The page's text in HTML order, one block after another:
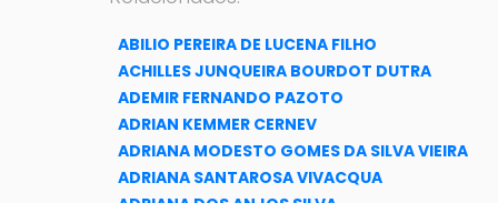
ABILIO PEREIRA DE LUCENA FILHO
ACHILLES JUNQUEIRA BOURDOT DUTRA
ADEMIR FERNANDO PAZOTO
ADRIAN KEMMER CERNEV
ADRIANA MODESTO GOMES DA SILVA VIEIRA
ADRIANA SANTAROSA VIVACQUA